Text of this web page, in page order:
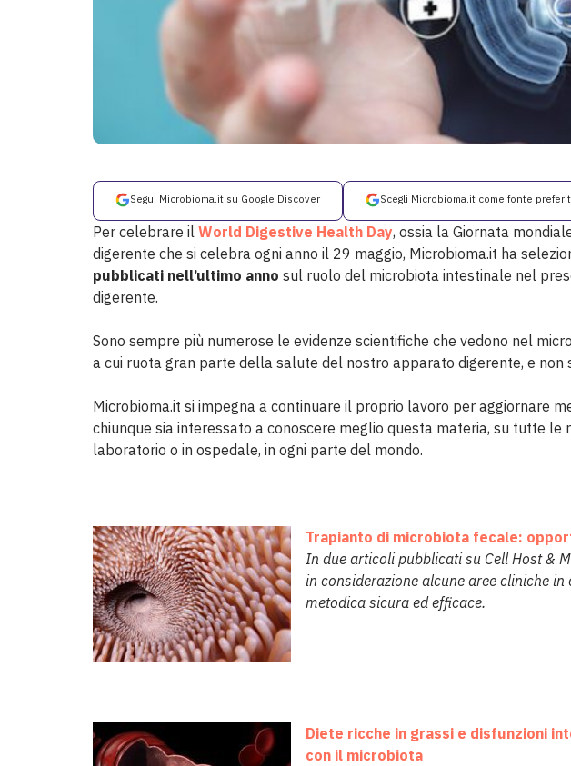
Segui Microbioma.it su Google Discover Scegli Microbioma.it come fonte
Per celebrare il World Digestive Health Day, ossia la Giornata
digerente che si celebra ogni anno il 29 maggio, Microbioma.it ha
pubblicati nell’ultimo anno sul ruolo del microbiota intestinale nel
digerente.
Sono sempre più numerose le evidenze scientifiche che vedono nel
a cui ruota gran parte della salute del nostro apparato digerente, e non
Microbioma.it si impegna a continuare il proprio lavoro per aggiornare
chiunque sia interessato a conoscere meglio questa materia, su tutte le
laboratorio o in ospedale, in ogni parte del mondo.
Trapianto di microbiota fecale:
In due articoli pubblicati su Cell Host &
in considerazione alcune aree cliniche
metodica sicura ed efficace.
Diete ricche in grassi e disfunzioni
con il microbiota